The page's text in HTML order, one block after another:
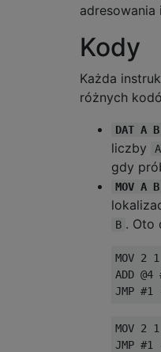
adresowania
Kody
Każda
różnych
DAT A B
liczby
A
gdy
MOV A B
B . Oto
MOV 2 1
ADD @4
MOV 2 1
JMP #1